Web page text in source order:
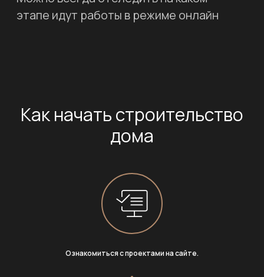
Как начать строительство
дома
Ознакомиться с проектами на сайте.
Московская обл, г. Лобня,
Браво Вилла